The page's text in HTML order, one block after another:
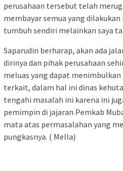
perusahaan tersebut telah
membayar semua yang
tumbuh sendiri melainkan saya
Saparudin berharap, akan ada
dirinya dan pihak perusahaan
meluas yang dapat menimbulkan
terkait, dalam hal ini dinas
tengahi masalah ini karena ini
pemimpin di jajaran Pemkab
mata atas permasalahan yang
pungkasnya. ( Mella)